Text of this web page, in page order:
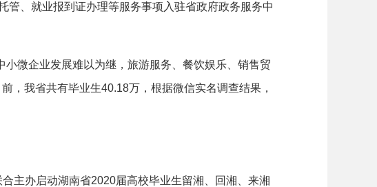
、就业报到证办理等服务事项入驻省政府政务服务中
微企业发展难以为继，旅游服务、餐饮娱乐、销售贸
，我省共有毕业生40.18万，根据微信实名调查结果，
办启动湖南省2020届高校毕业生留湘、回湘、来湘